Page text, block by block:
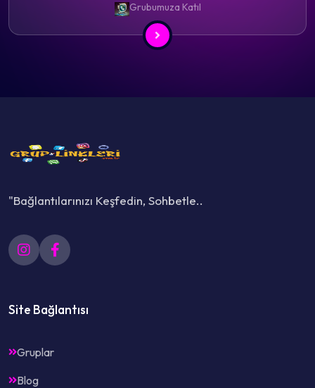
Grubumuza Katıl
"Bağlantılarınızı Keşfedin, Sohbetle..
Site Bağlantısı
Gruplar
Blog